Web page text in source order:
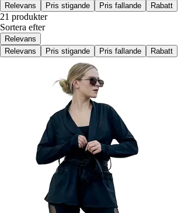
Relevans
Pris stigande Pris fallande Rabatt
21 produkter
Sortera efter
Relevans
Relevans
Pris stigande Pris fallande Rabatt